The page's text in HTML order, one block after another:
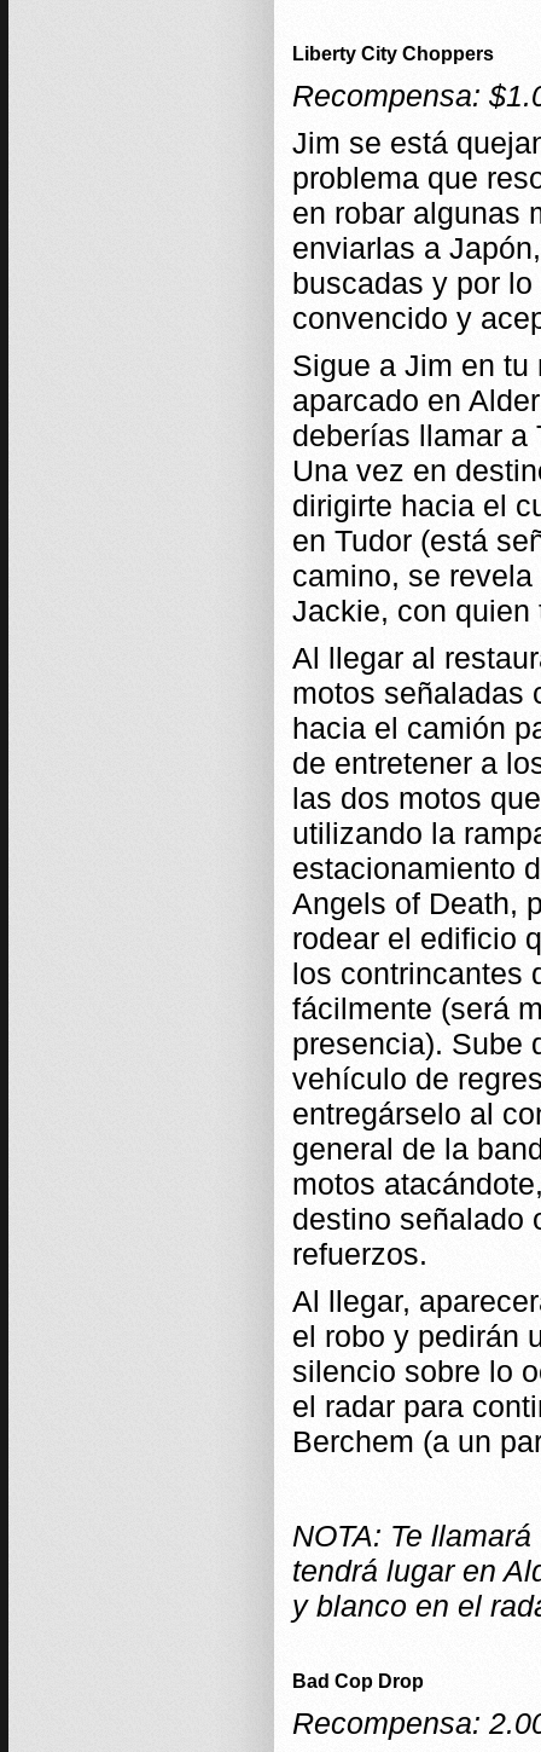
Liberty City Choppers
Recompensa:
Jim se está
problema que
en robar algunas
enviarlas a
buscadas y por
convencido y
Sigue a Jim en tu
aparcado en
deberías llamar a
Una vez en
dirigirte hacia el
en Tudor (está
camino, se
Jackie, con quien
Al llegar al
motos señaladas
hacia el camión
de entretener a
las dos motos
utilizando la
estacionamiento
Angels of Death,
rodear el edificio
los contrincantes
fácilmente (será
presencia). Sube
vehículo de
entregárselo al
general de la
motos
destino señalado
refuerzos.
Al llegar,
el robo y pedirán
silencio sobre lo
el radar para
Berchem (a un
NOTA: Te
tendrá lugar en
y blanco en el
Bad Cop Drop
Recompensa: